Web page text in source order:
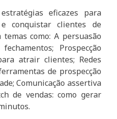
eficazes para
conquistar clientes de
como: A persuasão
Prospecção
atrair clientes; Redes
de prospecção
Comunicação assertiva
de vendas: como gerar